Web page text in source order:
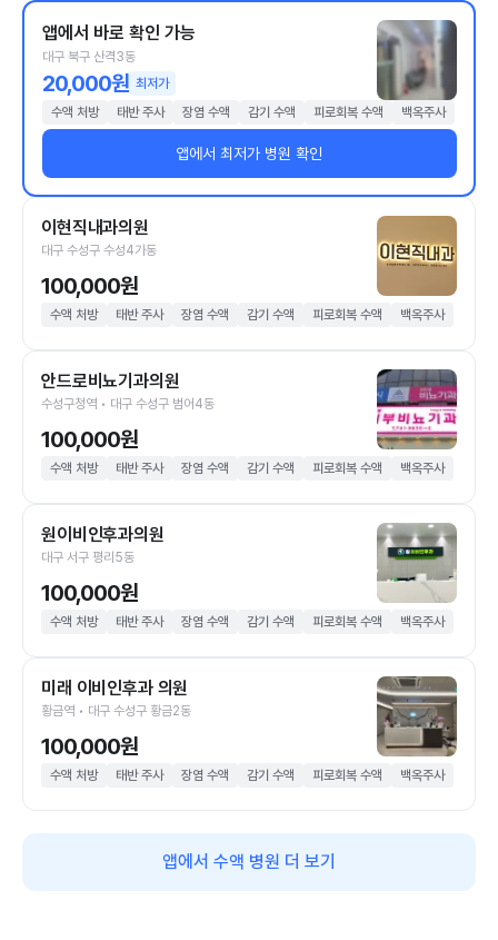
앱에서 바로 확인 가능
대구 북구 산격3동
20,000원 최저가
수액 처방
태반 주사 장염 수액 감기 수액 피로회복 수액 백옥주사
앱에서 최저가 병원 확인
이현직내과의원
대구 수성구 수성4가동
100,000원
수액 처방 태반 주사 장염 수액 감기 수액 피로회복 수액 백옥주사
안드로비뇨기과의원
수성구청역 • 대구 수성구 범어4동
100,000원
수액 처방 태반 주사 장염 수액 감기 수액 피로회복 수액 백옥주사
원이비인후과의원
대구 서구 평리5동
100,000원
수액 처방 태반 주사 장염 수액 감기 수액 피로회복 수액 백옥주사
미래 이비인후과 의원
황금역 • 대구 수성구 황금2동
100,000원
수액 처방 태반 주사 장염 수액 감기 수액 피로회복 수액 백옥주사
앱에서 수액 병원 더 보기